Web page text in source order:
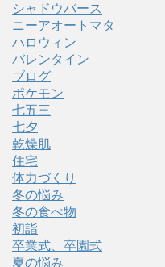
シャドウバース
ニーアオートマタ
ハロウィン
バレンタイン
ブログ
ポケモン
七五三
七夕
乾燥肌
住宅
体力づくり
冬の悩み
冬の食べ物
初詣
卒業式、卒園式
夏の悩み